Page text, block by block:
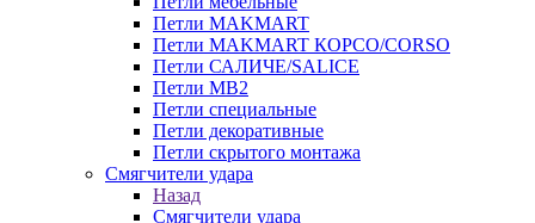
Петли MAKMART
Петли MAKMART КОРСО/CORSO
Петли САЛИЧЕ/SALICE
Петли MB2
Петли специальные
Петли декоративные
Петли скрытого монтажа
Смягчители удара
Назад
Смягчители удара